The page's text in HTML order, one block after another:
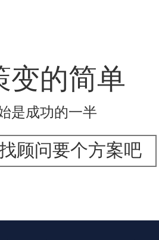
变的简单
是成功的一半
顾问要个方案吧